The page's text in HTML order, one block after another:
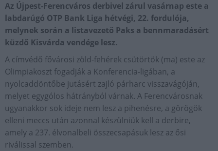
Az Újpest-Ferencváros derbivel zárul vasárnap este a
labdarúgó OTP Bank Liga hétvégi, 22. fordulója,
melynek során a listavezető Paks a bennmaradásért
küzdő Kisvárda vendége lesz.
A címvédő fővárosi zöld-fehérek csütörtök (ma) este az
Olimpiakoszt fogadják a Konferencia-ligában, a
nyolcaddöntőbe jutásért zajló párharc visszavágóján,
melyet egygólos hátrányból várnak. A Ferencvárosnak
ugyanakkor sok ideje nem lesz a pihenésre, a görögök
elleni meccs után azonnal készülniük kell a derbire,
amely a 237. élvonalbeli összecsapásuk lesz az ősi
riválissal szemben.